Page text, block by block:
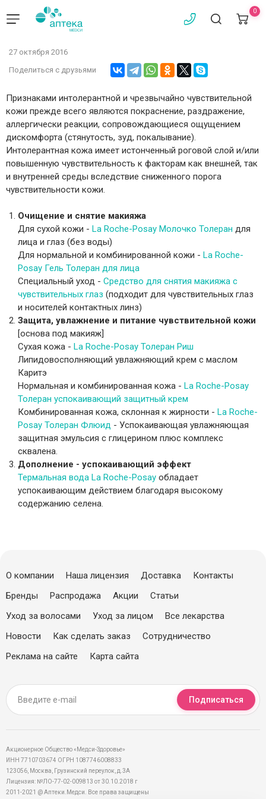
0
27 октября 2016
Поделиться с друзьями
Признаками интолерантной и чрезвычайно чувствительной
кожи прежде всего являются покраснение, раздражение,
аллергически реакции, сопровождающиеся ощущением
дискомфорта (стянутость, зуд, покалывание).
Интолерантная кожа имеет истонченный роговой слой и/или
повышенную чувствительность к факторам как внешней, так
и внутренней среды вследствие сниженного порога
чувствительности кожи.
Очищение и снятие макияжа
Для сухой кожи - La Roche-Posay Молочко Толеран для
лица и глаз (без воды)
Для нормальной и комбинированной кожи - La Roche-
Posay Гель Толеран для лица
Специальный уход - Средство для снятия макияжа с
чувствительных глаз (подходит для чувствительных глаз
и носителей контактных линз)
Защита, увлажнение и питание чувствительной кожи
[основа под макияж]
Сухая кожа - La Roche-Posay Толеран Риш
Липидовосполняющий увлажняющий крем с маслом
Каритэ
Нормальная и комбинированная кожа - La Roche-Posay
Толеран успокаивающий защитный крем
Комбинированная кожа, склонная к жирности - La Roche-
Posay Толеран Флюид - Успокаивающая увлажняющая
защитная эмульсия с глицерином плюс комплекс
сквалена.
Дополнение - успокаивающий эффект
Термальная вода La Roche-Posay обладает
успокаивающим действием благодаря высокому
содержанию селена.
О компании Наша лицензия Доставка
Контакты
Бренды
Распродажа Акции
Статьи
Уход за волосами
Уход за лицом
Все лекарства
Новости
Как сделать заказ
Сотрудничество
Реклама на сайте
Карта сайта
Подписаться
Акционерное Общество «Медси-Здоровье»
ИНН 7710703674 ОГРН 1087746008833
123056, Москва, Грузинский переулок, д.3А
Лицензия: №ЛО-77-02-009813 от 30.10.2018 г
2011-2021 @ Аптеки.Медси. Все права защищены